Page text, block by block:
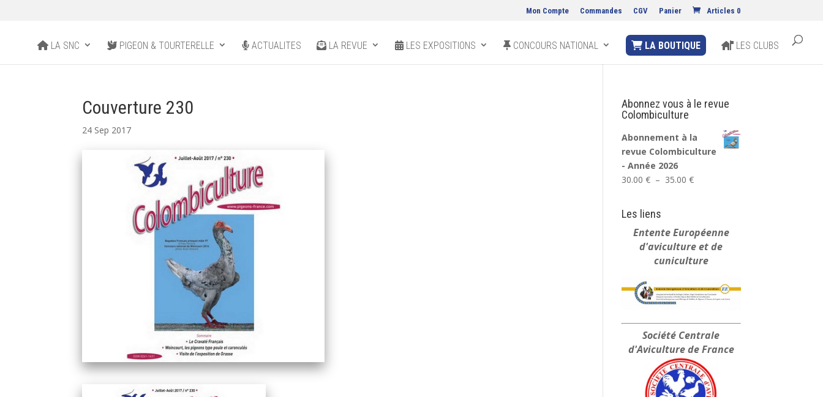
Mon Compte Commandes CGV Panier Articles 0
LA SNC PIGEON & TOURTERELLE ACTUALITES LA REVUE LES EXPOSITIONS CONCOURS NATIONAL LA BOUTIQUE LES CLUBS
Couverture 230
24 Sep 2017
Abonnez vous à le revue
Colombiculture
Abonnement à la
revue Colombiculture
- Année 2026
30.00€ – 35.00€Plage
à
35.00 €
Les liens
Entente Européenne
d'aviculture et de
cuniculture
Société Centrale
d'Aviculture de France